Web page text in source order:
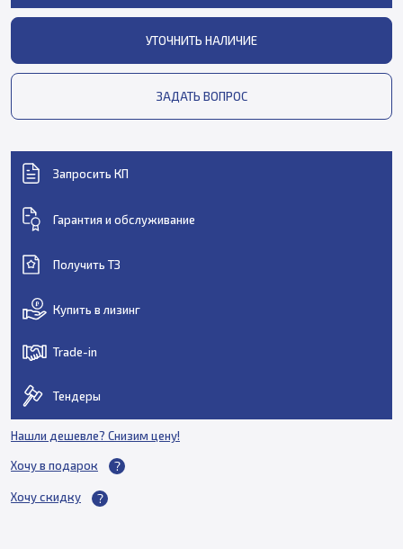
УТОЧНИТЬ НАЛИЧИЕ
ЗАДАТЬ ВОПРОС
Запросить КП
Гарантия и обслуживание
Получить ТЗ
Купить в лизинг
Trade-in
Тендеры
Нашли дешевле? Снизим цену!
Хочу в подарок
Хочу скидку